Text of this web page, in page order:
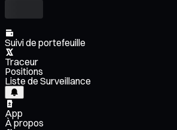
Suivi de portefeuille
Traceur
Positions
Liste de Surveillance
App
À propos